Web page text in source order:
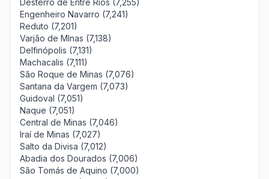
Desterro de Entre Rios (7,255)
Engenheiro Navarro (7,241)
Reduto (7,201)
Varjão de MInas (7,138)
Delfinópolis (7,131)
Machacalis (7,111)
São Roque de Minas (7,076)
Santana da Vargem (7,073)
Guidoval (7,051)
Naque (7,051)
Central de Minas (7,046)
Iraí de Minas (7,027)
Salto da Divisa (7,012)
Abadia dos Dourados (7,006)
São Tomás de Aquino (7,000)